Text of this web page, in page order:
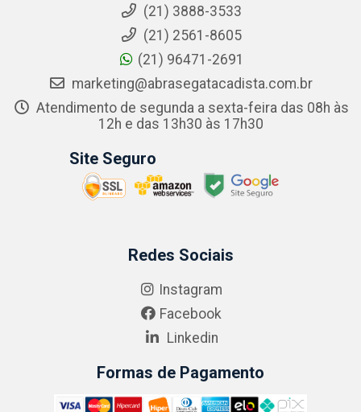
(21) 3888-3533
(21) 2561-8605
(21) 96471-2691
marketing@abrasegatacadista.com.br
Atendimento de segunda a sexta-feira das 08h às
12h e das 13h30 às 17h30
Site Seguro
Redes Sociais
Instagram
Facebook
Linkedin
Formas de Pagamento